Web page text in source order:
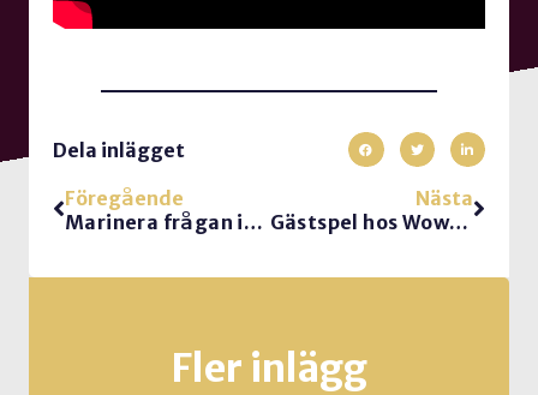
Dela inlägget
Föregående
Marinera frågan inför ett möte
Nästa
Gästspel hos Wowpodden
Fler inlägg